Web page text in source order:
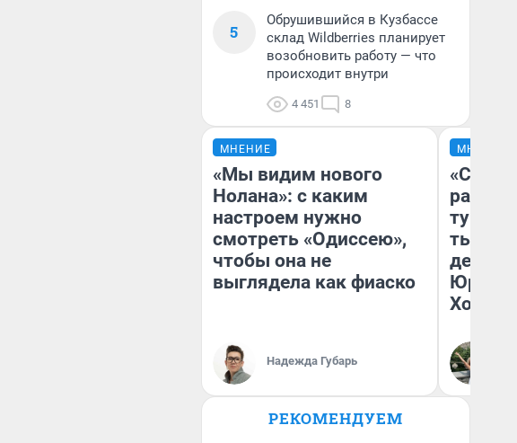
5
Обрушившийся в Кузбассе
склад Wildberries планирует
возобновить работу — что
происходит внутри
4 451 8
МНЕНИЕ
«Мы видим нового
Нолана»: с каким
настроем нужно
смотреть «Одиссею»,
чтобы она не
выглядела как фиаско
Надежда Губарь
МНЕНИЕ
тысяч,
день
РЕКОМЕНДУЕМ